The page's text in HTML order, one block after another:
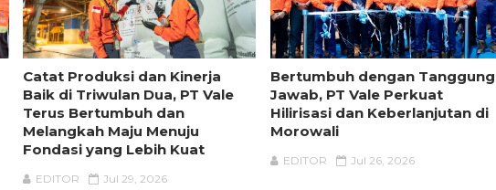
Catat Produksi dan Kinerja
Baik di Triwulan Dua, PT Vale
Terus Bertumbuh dan
Melangkah Maju Menuju
Fondasi yang Lebih Kuat
EDITOR Jul 29, 2026
Bertumbuh dengan Tanggung
Jawab, PT Vale Perkuat
Hilirisasi dan Keberlanjutan di
Morowali
EDITOR Jul 26, 2026